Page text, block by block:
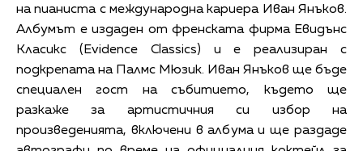
на пианиста с международна кариера Иван Янъков.
Албумът е издаден от френската фирма Евидънс
Класикс (Evidence Classics) и e реализиран с
подкрепата на Палмс Мюзик. Иван Янъков ще бъде
специален гост на събитието, където ще
разкаже за артистичния си избор на
произведенията, включени в албума и ще раздаде